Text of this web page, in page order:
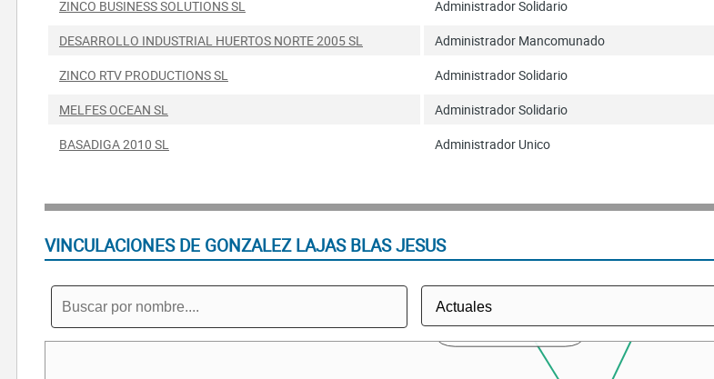
ZINCO BUSINESS SOLUTIONS SL
Administrador Solidario
DESARROLLO INDUSTRIAL HUERTOS NORTE 2005 SL
Administrador Mancomunado
ZINCO RTV PRODUCTIONS SL
Administrador Solidario
MELFES OCEAN SL
Administrador Solidario
BASADIGA 2010 SL
Administrador Unico
VINCULACIONES DE GONZALEZ LAJAS BLAS JESUS
Palos Miras Andres